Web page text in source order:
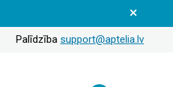
Palīdzība support@aptelia.lv